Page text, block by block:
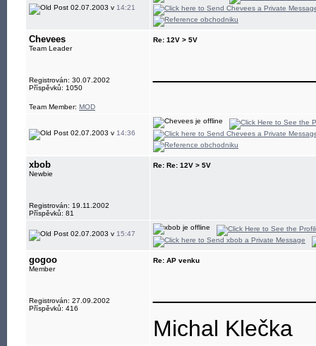
02.07.2003 v 14:21
Chevees
Team Leader
Registrován: 30.07.2002
Příspěvků: 1050
Team Member: MOD
Re: 12V > 5V
02.07.2003 v 14:36
xbob
Newbie
Registrován: 19.11.2002
Příspěvků: 81
Re: Re: 12V > 5V
02.07.2003 v 15:47
gogoo
Member
Registrován: 27.09.2002
Příspěvků: 416
Re: AP venku
Michal Klečka